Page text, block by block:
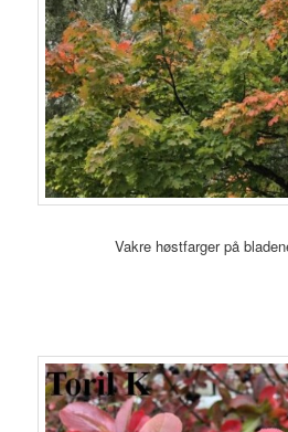
Vakre høstfarger på